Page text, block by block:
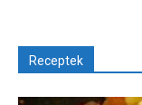
Receptek